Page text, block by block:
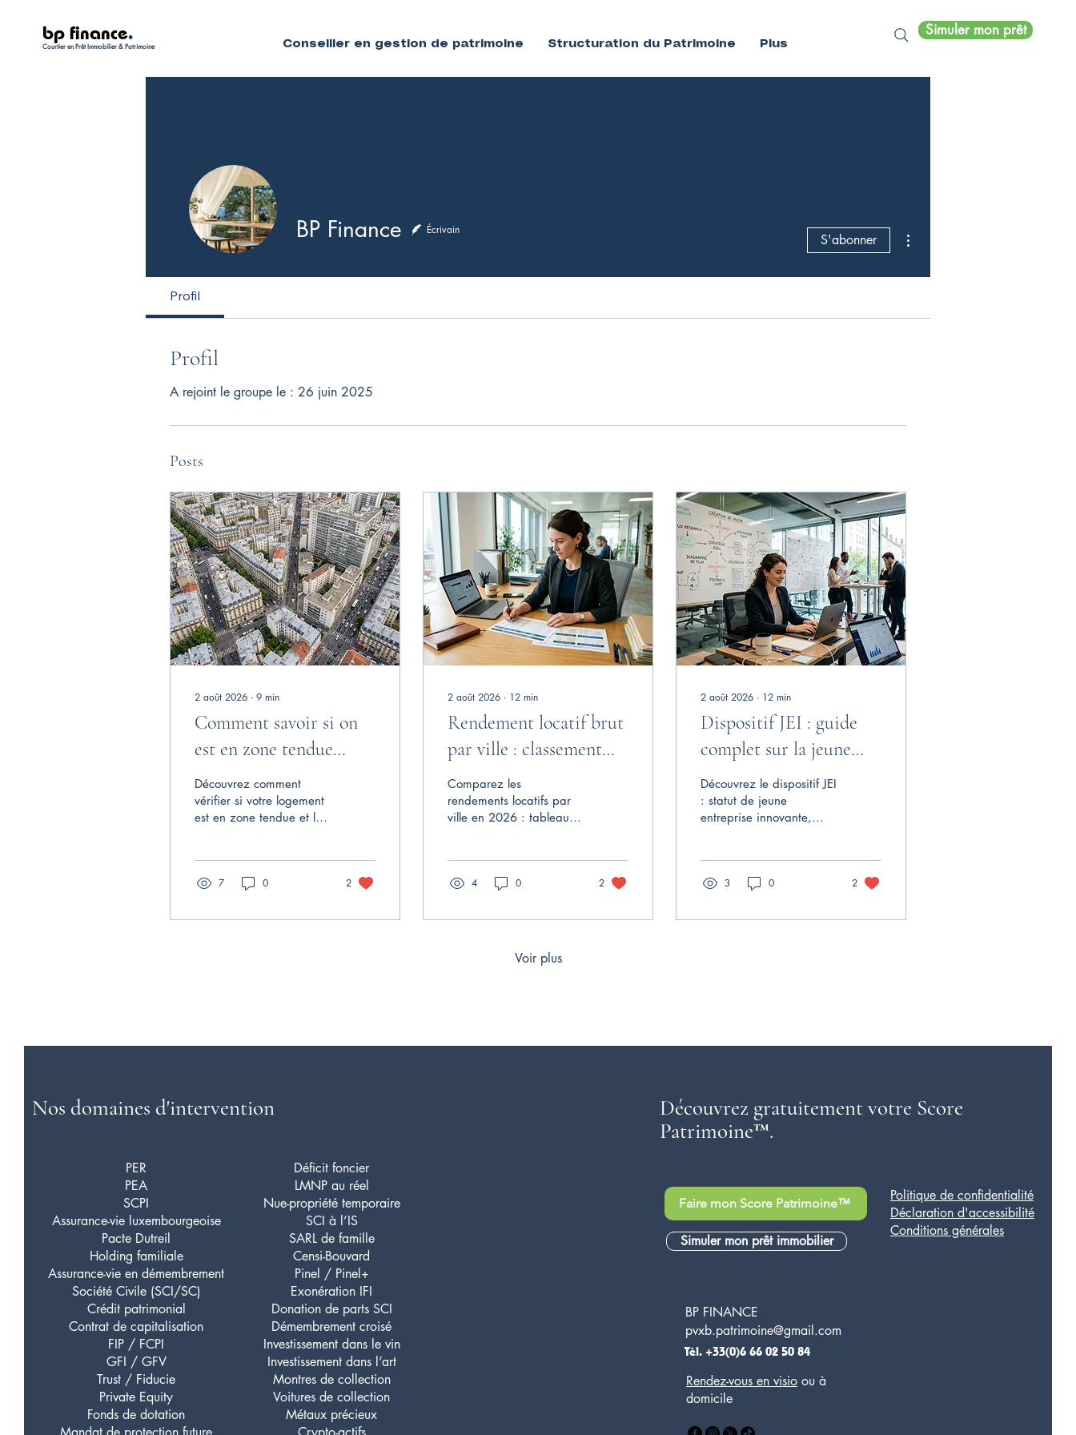
bp finance.
Courtier en Prêt Immobilier & Patrimoine Conseiller en gestion de patrimoine Structuration du Patrimoine Plus
Simuler mon prêt
BP Finance Écrivain
S'abonner
Profil
Profil
A rejoint le groupe le : 26 juin 2025
Posts
2 août 2026 ∙ 9 min
Comment savoir si on
est en zone tendue
locatif ?
Découvrez comment
vérifier si votre logement
est en zone tendue et les
tension du marché locatif
locatif qui s'appliquent à
7 0 2
2 août 2026 ∙ 12 min
Rendement locatif brut
par ville : classement
2026 des villes rentables
Comparez les
rendements locatifs par
ville en 2026 : tableau
ville. Classement des
France, des rendements
4 0 2
2 août 2026 ∙ 12 min
Dispositif JEI : guide
complet sur la jeune
entreprise innovante
Découvrez le dispositif JEI
: statut de jeune
entreprise innovante,
toute entreprise
3 0 2
Voir plus
Nos domaines d'intervention
PER
PEA
SCPI
Assurance-vie luxembourgeoise
Pacte Dutreil
Holding familiale
Assurance-vie en démembrement
Société Civile (SCI/SC)
Crédit patrimonial
Contrat de capitalisation
FIP / FCPI
GFI / GFV
Trust / Fiducie
Private Equity
Fonds de dotation
Déficit foncier
LMNP au réel
Nue-propriété temporaire
SCI à l’IS
SARL de famille
Censi-Bouvard
Pinel / Pinel+
Exonération IFI
Donation de parts SCI
Démembrement croisé
Investissement dans le vin
Investissement dans l’art
Montres de collection
Voitures de collection
Métaux précieux
Découvrez gratuitement votre Score
Patrimoine™.
Faire mon Score Patrimoine™
Simuler mon prêt immobilier
Politique de confidentialité
Déclaration d'accessibilité
Conditions générales
BP FINANCE
pvxb.patrimoine@gmail.com
Tèl. +33(0)6 66 02 50 84
Rendez-vous en visio ou à
domicile